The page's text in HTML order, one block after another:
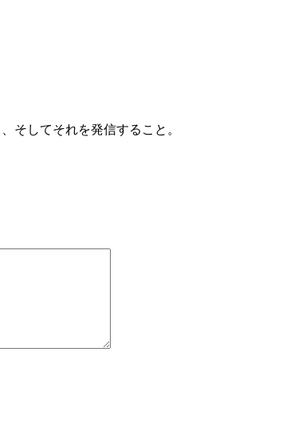
そしてそれを発信すること。